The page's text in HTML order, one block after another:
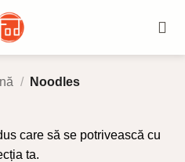
/ Noodles
care să se potrivească cu
ta.